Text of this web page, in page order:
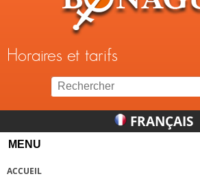
Horaires et tarifs
FRANÇAIS
ACCUEIL